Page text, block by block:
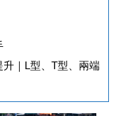
｜L型、T型、兩端